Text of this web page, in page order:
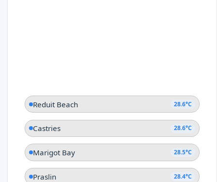
Reduit Beach 28.6°C
Castries 28.6°C
Marigot Bay 28.5°C
Praslin 28.4°C